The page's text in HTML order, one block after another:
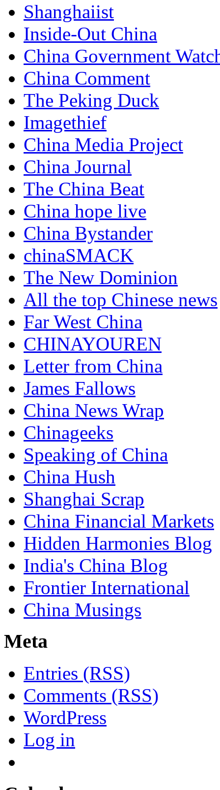
Shanghaiist
Inside-Out China
China Government
China Comment
The Peking Duck
Imagethief
China Media Project
China Journal
The China Beat
China hope live
China Bystander
chinaSMACK
The New Dominion
All the top Chinese news
Far West China
CHINAYOUREN
Letter from China
James Fallows
China News Wrap
Chinageeks
Speaking of China
China Hush
Shanghai Scrap
China Financial Markets
Hidden Harmonies Blog
India's China Blog
Frontier International
China Musings
Meta
Entries (RSS)
Comments (RSS)
WordPress
Log in